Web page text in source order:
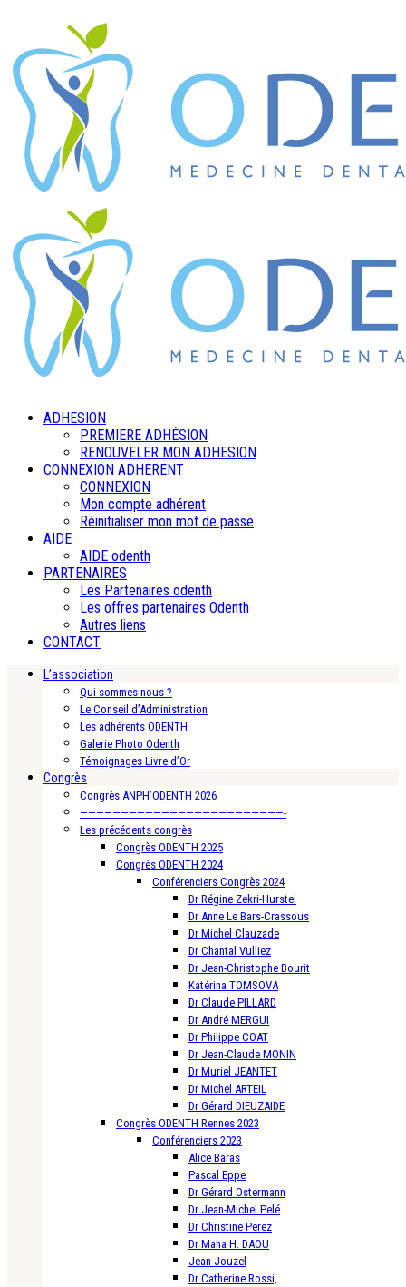
ADHESION
PREMIERE ADHÉSION
RENOUVELER MON ADHESION
CONNEXION ADHERENT
CONNEXION
Mon compte adhérent
Réinitialiser mon mot de passe
AIDE
AIDE odenth
PARTENAIRES
Les Partenaires odenth
Les offres partenaires Odenth
Autres liens
CONTACT
L’association
Qui sommes nous ?
Le Conseil d’Administration
Les adhérents ODENTH
Galerie Photo Odenth
Témoignages Livre d’Or
Congrès
Congrès ANPH’ODENTH 2026
—————————————————————————-
Les précédents congrès
Congrès ODENTH 2025
Congrès ODENTH 2024
Conférenciers Congrès 2024
Dr Régine Zekri-Hurstel
Dr Anne Le Bars-Crassous
Dr Michel Clauzade
Dr Chantal Vulliez
Dr Jean-Christophe Bourit
Katérina TOMSOVA
Dr Claude PILLARD
Dr André MERGUI
Dr Philippe COAT
Dr Jean-Claude MONIN
Dr Muriel JEANTET
Dr Michel ARTEIL
Dr Gérard DIEUZAIDE
Congrès ODENTH Rennes 2023
Conférenciers 2023
Alice Baras
Pascal Eppe
Dr Gérard Ostermann
Dr Jean-Michel Pelé
Dr Christine Perez
Dr Maha H. DAOU
Jean Jouzel
Dr Catherine Rossi,